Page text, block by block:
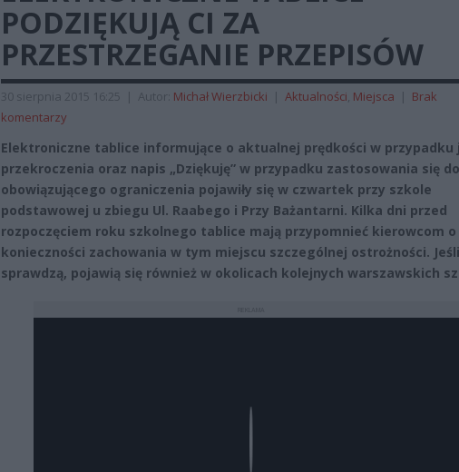
PODZIĘKUJĄ CI ZA
PRZESTRZEGANIE PRZEPISÓW
30 sierpnia 2015 16:25 | Autor: Michał Wierzbicki | Aktualności Miejsca | Brak
komentarzy
Elektroniczne tablice informujące o aktualnej prędkości w przypadku
przekroczenia oraz napis „Dziękuję” w przypadku zastosowania się do
obowiązującego ograniczenia pojawiły się w czwartek przy szkole
podstawowej u zbiegu Ul. Raabego i Przy Bażantarni. Kilka dni przed
rozpoczęciem roku szkolnego tablice mają przypomnieć kierowcom o
konieczności zachowania w tym miejscu szczególnej ostrożności.
sprawdzą, pojawią się również w okolicach kolejnych warszawskich